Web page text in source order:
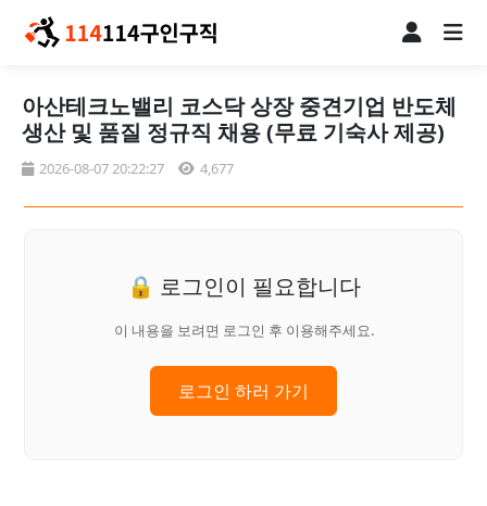
아산테크노밸리 코스닥 상장 중견기업 반도체
생산 및 품질 정규직 채용 (무료 기숙사 제공)
2026-08-07 20:22:27 4,677
🔒 로그인이 필요합니다
이 내용을 보려면 로그인 후 이용해주세요.
로그인 하러 가기